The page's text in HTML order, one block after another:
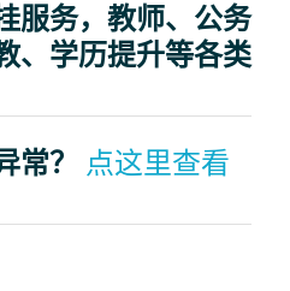
服务，教师、公务
、学历提升等各类
常？ 点这里查看